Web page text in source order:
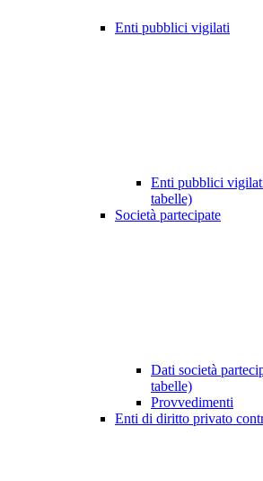
Enti pubblici vigilati
Enti pubblici
tabelle)
Società partecipate
Dati società
tabelle)
Provvedimenti
Enti di diritto privato